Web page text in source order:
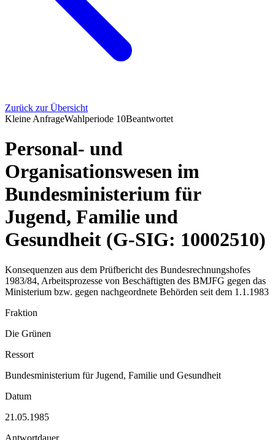
Zurück zur Übersicht
Kleine AnfrageWahlperiode 10Beantwortet
Personal- und
Organisationswesen im
Bundesministerium für
Jugend, Familie und
Gesundheit (G-SIG: 10002510)
Konsequenzen aus dem Prüfbericht des Bundesrechnungshofes
1983/84, Arbeitsprozesse von Beschäftigten des BMJFG gegen das
Ministerium bzw. gegen nachgeordnete Behörden seit dem 1.1.1983
Fraktion
Die Grünen
Ressort
Bundesministerium für Jugend, Familie und Gesundheit
Datum
21.05.1985
Antwortdauer